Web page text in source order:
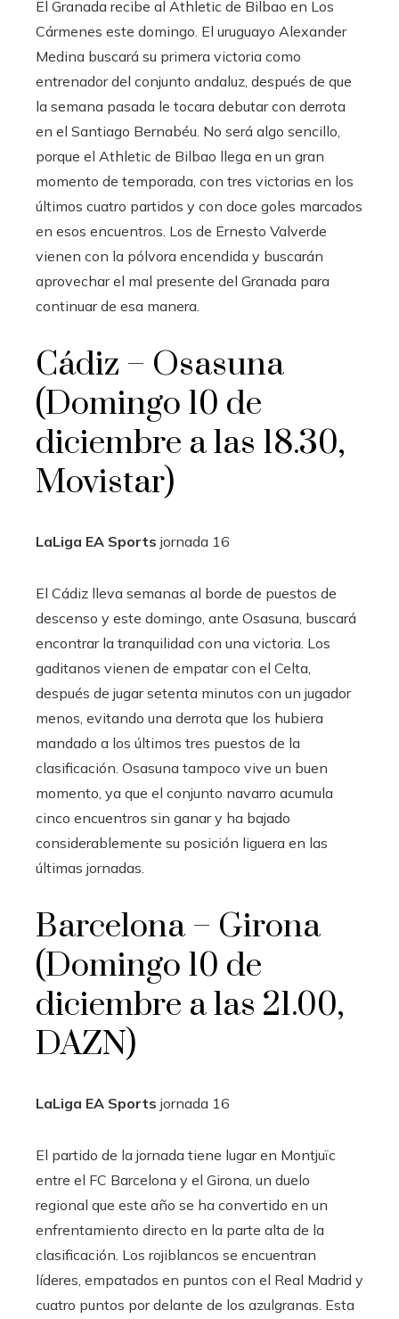
El Granada recibe al Athletic de Bilbao en Los
Cármenes este domingo. El uruguayo Alexander
Medina buscará su primera victoria como
entrenador del conjunto andaluz, después de que
la semana pasada le tocara debutar con derrota
en el Santiago Bernabéu. No será algo sencillo,
porque el Athletic de Bilbao llega en un gran
momento de temporada, con tres victorias en los
últimos cuatro partidos y con doce goles marcados
en esos encuentros. Los de Ernesto Valverde
vienen con la pólvora encendida y buscarán
aprovechar el mal presente del Granada para
continuar de esa manera.
Cádiz – Osasuna
(Domingo 10 de
diciembre a las 18.30,
Movistar)
LaLiga EA Sports jornada 16
El Cádiz lleva semanas al borde de puestos de
descenso y este domingo, ante Osasuna, buscará
encontrar la tranquilidad con una victoria. Los
gaditanos vienen de empatar con el Celta,
después de jugar setenta minutos con un jugador
menos, evitando una derrota que los hubiera
mandado a los últimos tres puestos de la
clasificación. Osasuna tampoco vive un buen
momento, ya que el conjunto navarro acumula
cinco encuentros sin ganar y ha bajado
considerablemente su posición liguera en las
últimas jornadas.
Barcelona – Girona
(Domingo 10 de
diciembre a las 21.00,
DAZN)
LaLiga EA Sports jornada 16
El partido de la jornada tiene lugar en Montjuïc
entre el FC Barcelona y el Girona, un duelo
regional que este año se ha convertido en un
enfrentamiento directo en la parte alta de la
clasificación. Los rojiblancos se encuentran
líderes, empatados en puntos con el Real Madrid y
cuatro puntos por delante de los azulgranas. Esta